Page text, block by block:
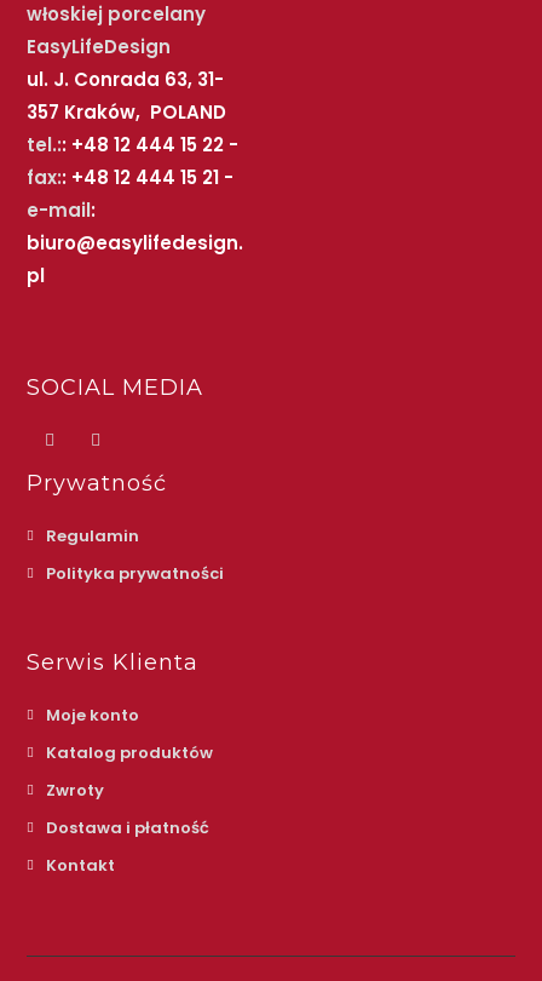
włoskiej porcelany
EasyLifeDesign
ul. J. Conrada 63, 31-
357 Kraków, POLAND
tel.:: +48 12 444 15 22 -
fax:: +48 12 444 15 21 -
e-mail:
biuro@easylifedesign.
pl
SOCIAL MEDIA
Prywatność
Regulamin
Polityka prywatności
Serwis Klienta
Moje konto
Katalog produktów
Zwroty
Dostawa i płatność
Kontakt